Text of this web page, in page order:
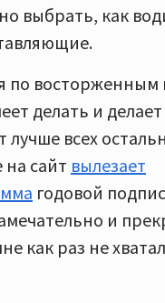
выбрать, как
по восторженным
делать и
всех
сайт вылезает
годовой
и
как раз не